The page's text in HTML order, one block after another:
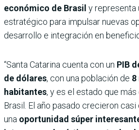
económico de Brasil y representa
estratégico para impulsar nuevas
desarrollo e integración en
“Santa Catarina cuenta con un PIB
de dólares, con una población de 8
habitantes, y es el estado que
Brasil. El año pasado crecieron casi
una oportunidad súper